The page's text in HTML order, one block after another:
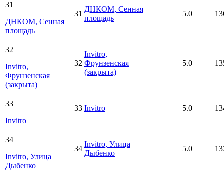
31
ДНКОМ, Сенная
площадь
31
ДНКОМ, Сенная
площадь
5.0
32
Invitro,
Фрунзенская
(закрыта)
32
Invitro,
Фрунзенская
(закрыта)
5.0
33
Invitro
33 Invitro 5.0
34
Invitro, Улица
Дыбенко
34
Invitro, Улица
Дыбенко
5.0